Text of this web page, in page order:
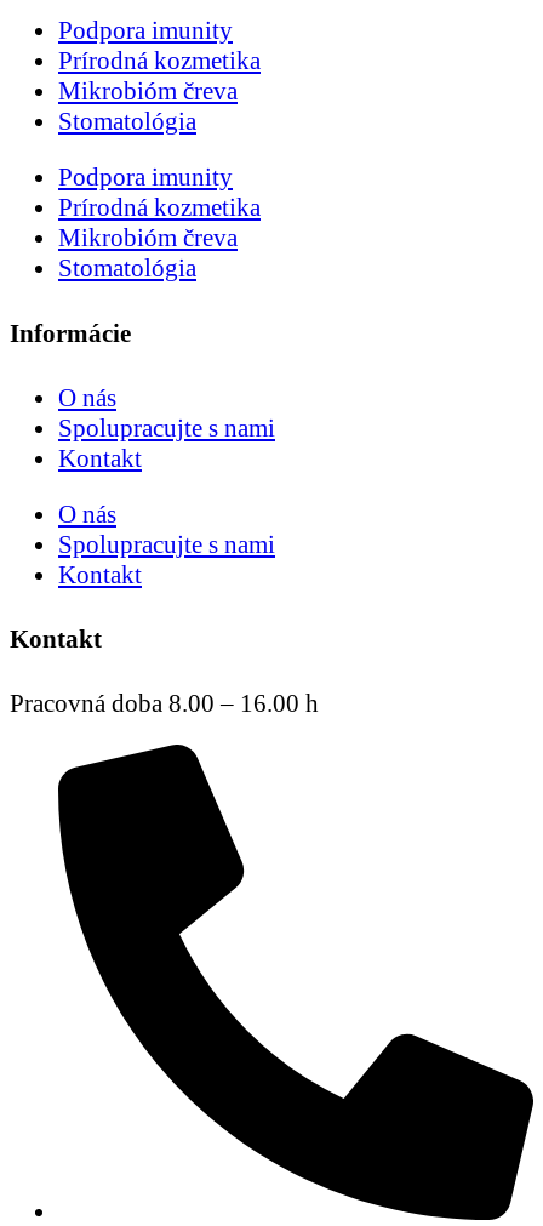
Podpora imunity
Prírodná kozmetika
Mikrobióm čreva
Stomatológia
Podpora imunity
Prírodná kozmetika
Mikrobióm čreva
Stomatológia
Informácie
O nás
Spolupracujte s nami
Kontakt
O nás
Spolupracujte s nami
Kontakt
Kontakt
Pracovná doba 8.00 – 16.00 h